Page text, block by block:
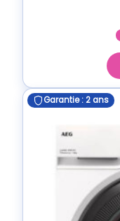
Garantie : 2 ans